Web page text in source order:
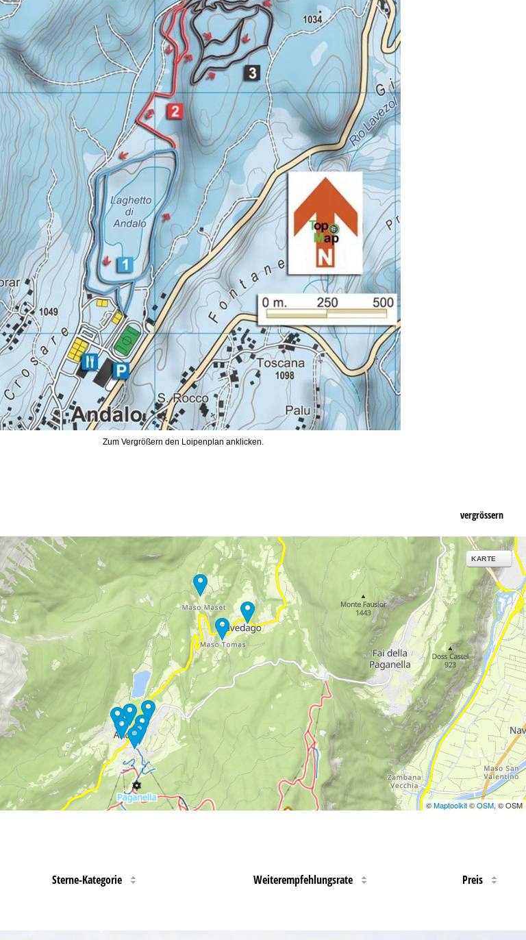
09:00-17:00 Uhr
09:00-15:00 Uhr
geschlossen
Beratung
Zum Vergrößern den Loipenplan anklicken.
vergrössern
KARTE
©Maptoolkit©OSM, © OSM
Sterne-Kategorie Weiterempfehlungsrate Preis